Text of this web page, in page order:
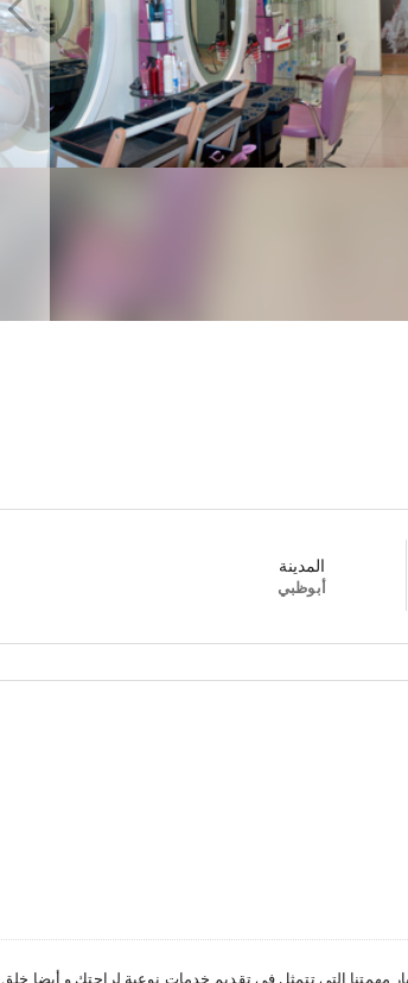
المدينة
أبوظبي
مهمتنا التي تتمثل في تقديم خدمات نوعية لراحتك و أيضا خلق